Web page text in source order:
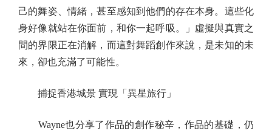
己的舞姿、情緒，甚至感知到他們的存在本身。這些化
身好像就站在你面前，和你一起呼吸。」虛擬與真實之
間的界限正在消解，而這對舞蹈創作來說，是未知的未
來，卻也充滿了可能性。
捕捉香港城景 實現「異星旅行」
Wayne也分享了作品的創作秘辛，作品的基礎，仍